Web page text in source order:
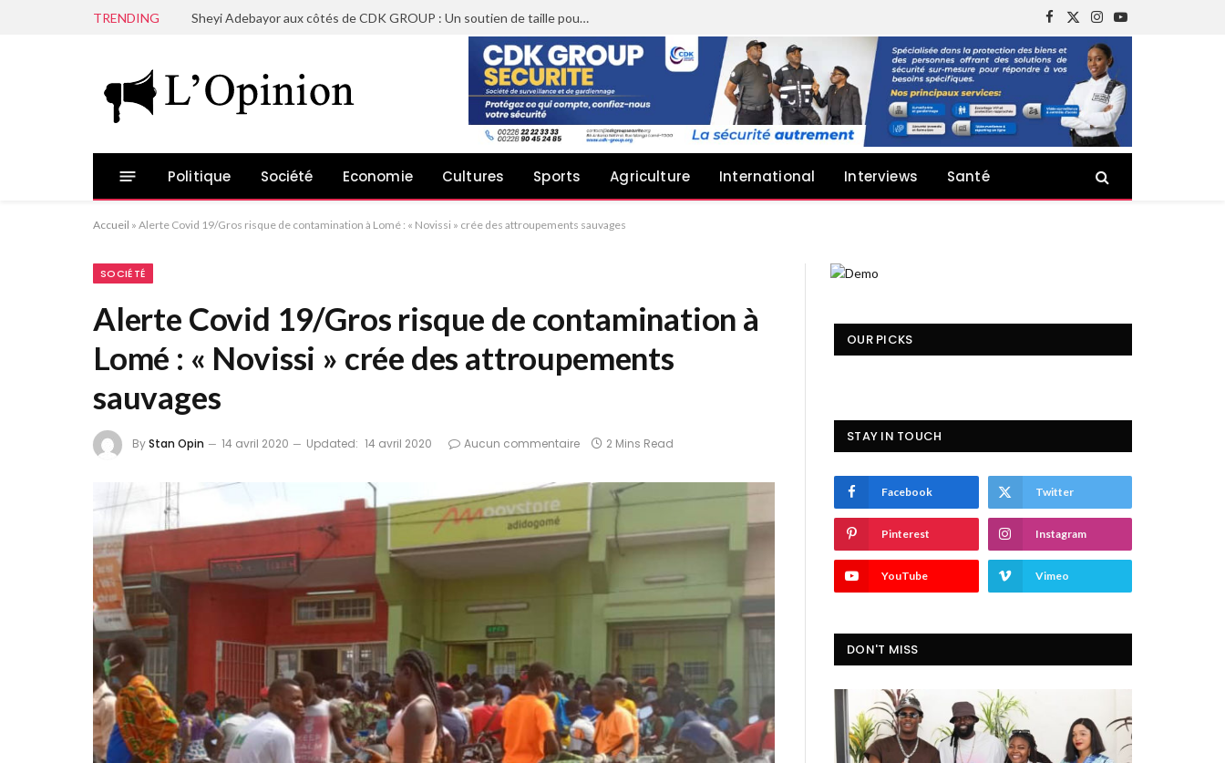
TRENDING Sheyi Adebayor aux côtés de CDK GROUP : Un soutien de taille pour le concert de Joachin Migos
Facebook
X
(Twitter)
Instagram
YouTube
Politique Société Economie Cultures Sports Agriculture International Interviews Santé
Accueil » Alerte Covid 19/Gros risque de contamination à Lomé : « Novissi » crée des attroupements sauvages
SOCIÉTÉ
Alerte Covid 19/Gros risque de contamination à
Lomé : « Novissi » crée des attroupements
sauvages
ByStan Opin 14 avril 2020 Updated: 14 avril 2020 Aucun commentaire 2 Mins Read
OUR PICKS
STAY IN TOUCH
Facebook Twitter
Pinterest Instagram
YouTube Vimeo
DON'T MISS